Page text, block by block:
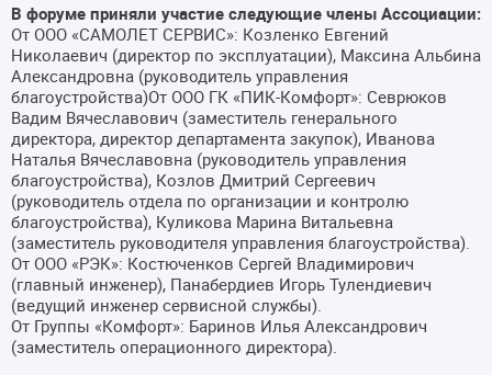
В форуме приняли участие следующие члены Ассоциации:
От ООО «САМОЛЕТ СЕРВИС»: Козленко Евгений
Николаевич (директор по эксплуатации), Максина Альбина
Александровна (руководитель управления
благоустройства)От ООО ГК «ПИК-Комфорт»: Севрюков
Вадим Вячеславович (заместитель генерального
директора, директор департамента закупок), Иванова
Наталья Вячеславовна (руководитель управления
благоустройства), Козлов Дмитрий Сергеевич
(руководитель отдела по организации и контролю
благоустройства), Куликова Марина Витальевна
(заместитель руководителя управления благоустройства).
От ООО «РЭК»: Костюченков Сергей Владимирович
(главный инженер), Панабердиев Игорь Тулендиевич
(ведущий инженер сервисной службы).
От Группы «Комфорт»: Баринов Илья Александрович
(заместитель операционного директора).